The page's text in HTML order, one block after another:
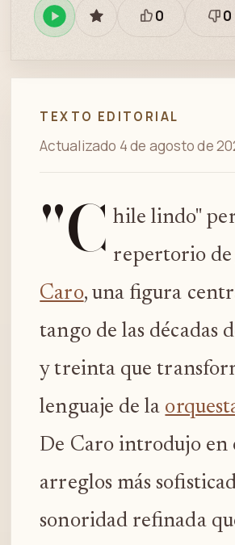
ReproducirGUARDAR
Está
0 0
TEXTO EDITORIAL
Actualizado 4 de agosto de
"C hile lindo"
repertorio de
Caro, una figura
tango de las décadas
y treinta que
lenguaje de la
De Caro introdujo en
arreglos más
sonoridad refinada